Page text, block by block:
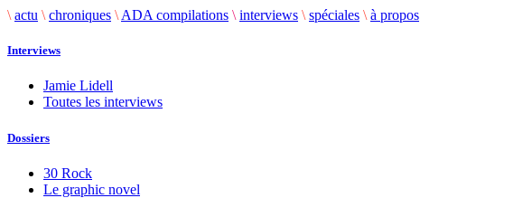
\ actu \ chroniques \ ADA compilations \ interviews \ spéciales \ à propos
Interviews
Jamie Lidell
Toutes les interviews
Dossiers
30 Rock
Le graphic novel